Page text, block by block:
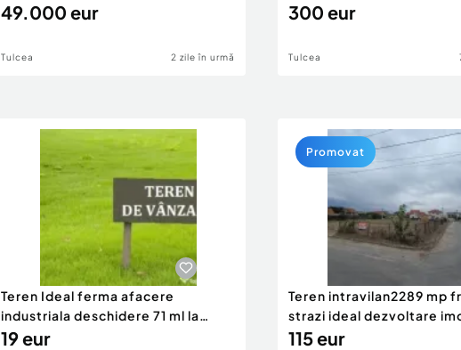
49.000 eur
Tulcea 2 zile în urmă
300 eur
Tulcea
Teren Ideal ferma afacere
industriala deschidere 71 ml la
DN2A
19 eur
Teren intravilan2289 mp
strazi ideal dezvoltare
115 eur
Promovat